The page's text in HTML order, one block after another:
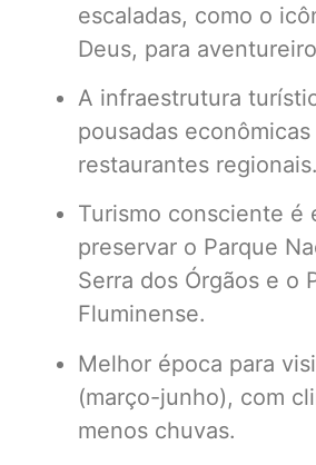
escaladas, como o
Deus, para
A infraestrutura
pousadas econômicas
restaurantes regionais.
Turismo consciente é
preservar o Parque
Serra dos Órgãos e o
Fluminense.
Melhor época para
(março-junho), com
menos chuvas.